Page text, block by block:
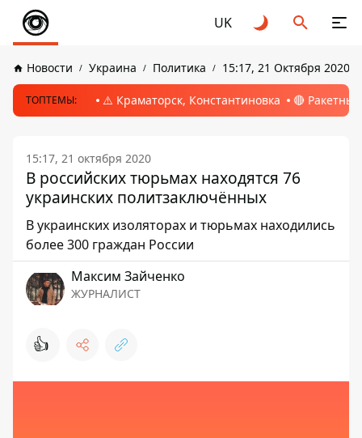
UK
Новости Украина Политика 15:17, 21 Октября 2020
ТОПТЕМЫ: ⚠️ Краматорск, Константиновка 🔴
15:17, 21 октября 2020
В российских тюрьмах находятся 76
украинских политзаключённых
В украинских изоляторах и тюрьмах находились
более 300 граждан России
Максим Зайченко
ЖУРНАЛИСТ
👍